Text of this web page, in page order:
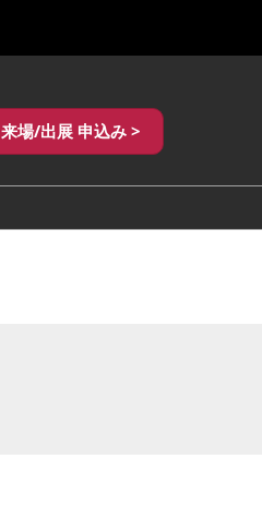
来場/出展 申込み >